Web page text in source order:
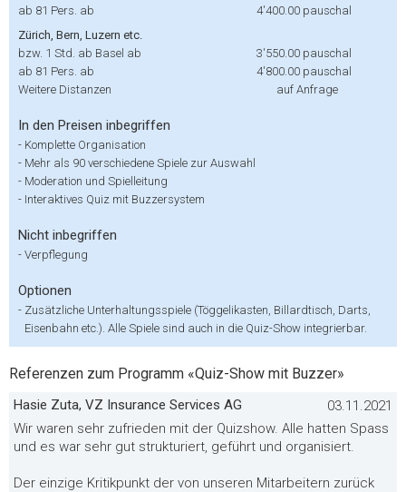
ab 81 Pers. ab
4'400.00 pauschal
Zürich, Bern, Luzern etc.
bzw. 1 Std. ab Basel ab
3'550.00 pauschal
ab 81 Pers. ab
4'800.00 pauschal
Weitere Distanzen
auf Anfrage
In den Preisen inbegriffen
- Komplette Organisation
- Mehr als 90 verschiedene Spiele zur Auswahl
- Moderation und Spielleitung
- Interaktives Quiz mit Buzzersystem
Nicht inbegriffen
- Verpflegung
Optionen
- Zusätzliche Unterhaltungsspiele (Töggelikasten, Billardtisch, Darts,
Eisenbahn etc.). Alle Spiele sind auch in die Quiz-Show integrierbar.
Referenzen zum Programm «Quiz-Show mit Buzzer»
Hasie Zuta, VZ Insurance Services AG
03.11.2021
Wir waren sehr zufrieden mit der Quizshow. Alle hatten Spass
und es war sehr gut strukturiert, geführt und organisiert.
Der einzige Kritikpunkt der von unseren Mitarbeitern zurück